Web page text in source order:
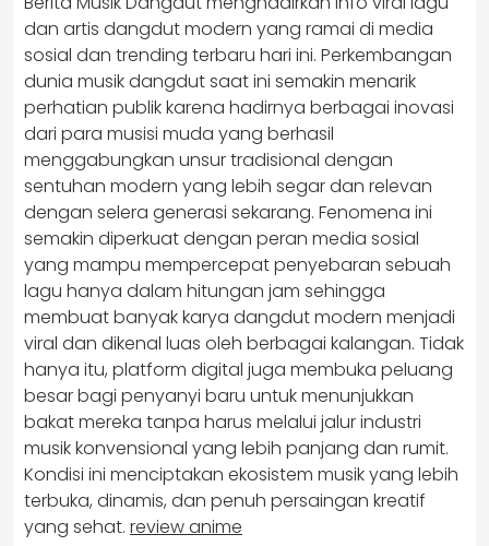
dan artis dangdut modern yang ramai di media
sosial dan trending terbaru hari ini. Perkembangan
dunia musik dangdut saat ini semakin menarik
perhatian publik karena hadirnya berbagai inovasi
dari para musisi muda yang berhasil
menggabungkan unsur tradisional dengan
sentuhan modern yang lebih segar dan relevan
dengan selera generasi sekarang. Fenomena ini
semakin diperkuat dengan peran media sosial
yang mampu mempercepat penyebaran sebuah
lagu hanya dalam hitungan jam sehingga
membuat banyak karya dangdut modern menjadi
viral dan dikenal luas oleh berbagai kalangan. Tidak
hanya itu, platform digital juga membuka peluang
besar bagi penyanyi baru untuk menunjukkan
bakat mereka tanpa harus melalui jalur industri
musik konvensional yang lebih panjang dan rumit.
Kondisi ini menciptakan ekosistem musik yang lebih
terbuka, dinamis, dan penuh persaingan kreatif
yang sehat. review anime